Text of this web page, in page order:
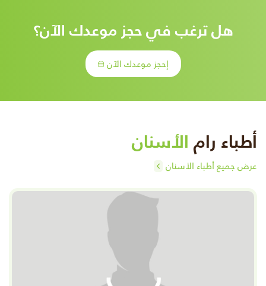
هل ترغب في حجز موعدك الآن؟
إحجز موعدك الآن
أطباء رامالأسنان
عرض جميع أطباء الأسنان